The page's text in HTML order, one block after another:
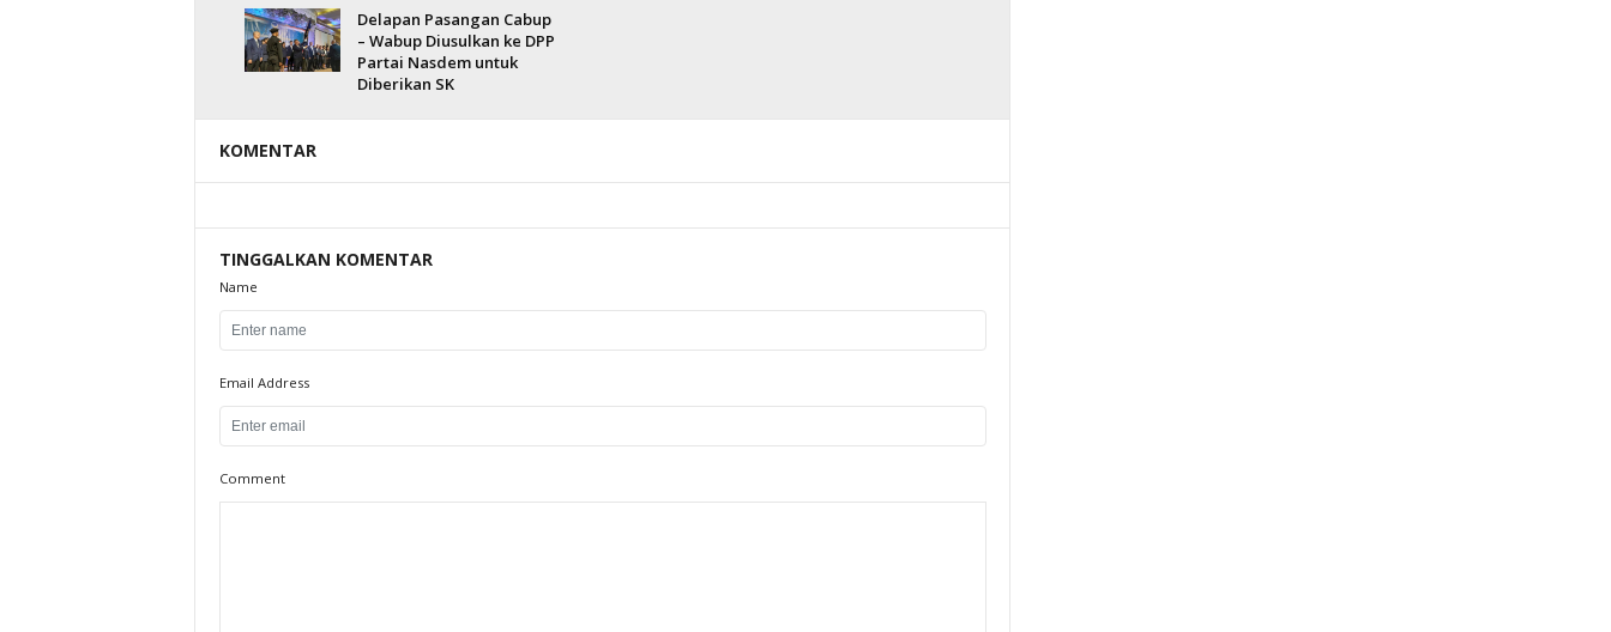
Delapan Pasangan Cabup
– Wabup Diusulkan ke DPP
Partai Nasdem untuk
Diberikan SK
KOMENTAR
TINGGALKAN KOMENTAR
Name
Email Address
Comment